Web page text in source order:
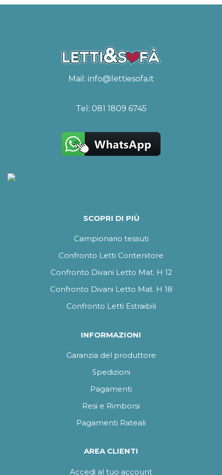
Mail: info@lettiesofa.it
Tel: 081 1809 6745
SCOPRI DI PIÙ
Campionario tessuti
Confronto Letti Contenitore
Confronto Divani Letto Mat. H 12
Confronto Divani Letto Mat. H 18
Confronto Letti Estraibili
INFORMAZIONI
Garanzia del produttore
Spedizioni
Pagamenti
Resi e Rimborsi
Pagamenti Rateali
AREA CLIENTI
Accedi al tuo account